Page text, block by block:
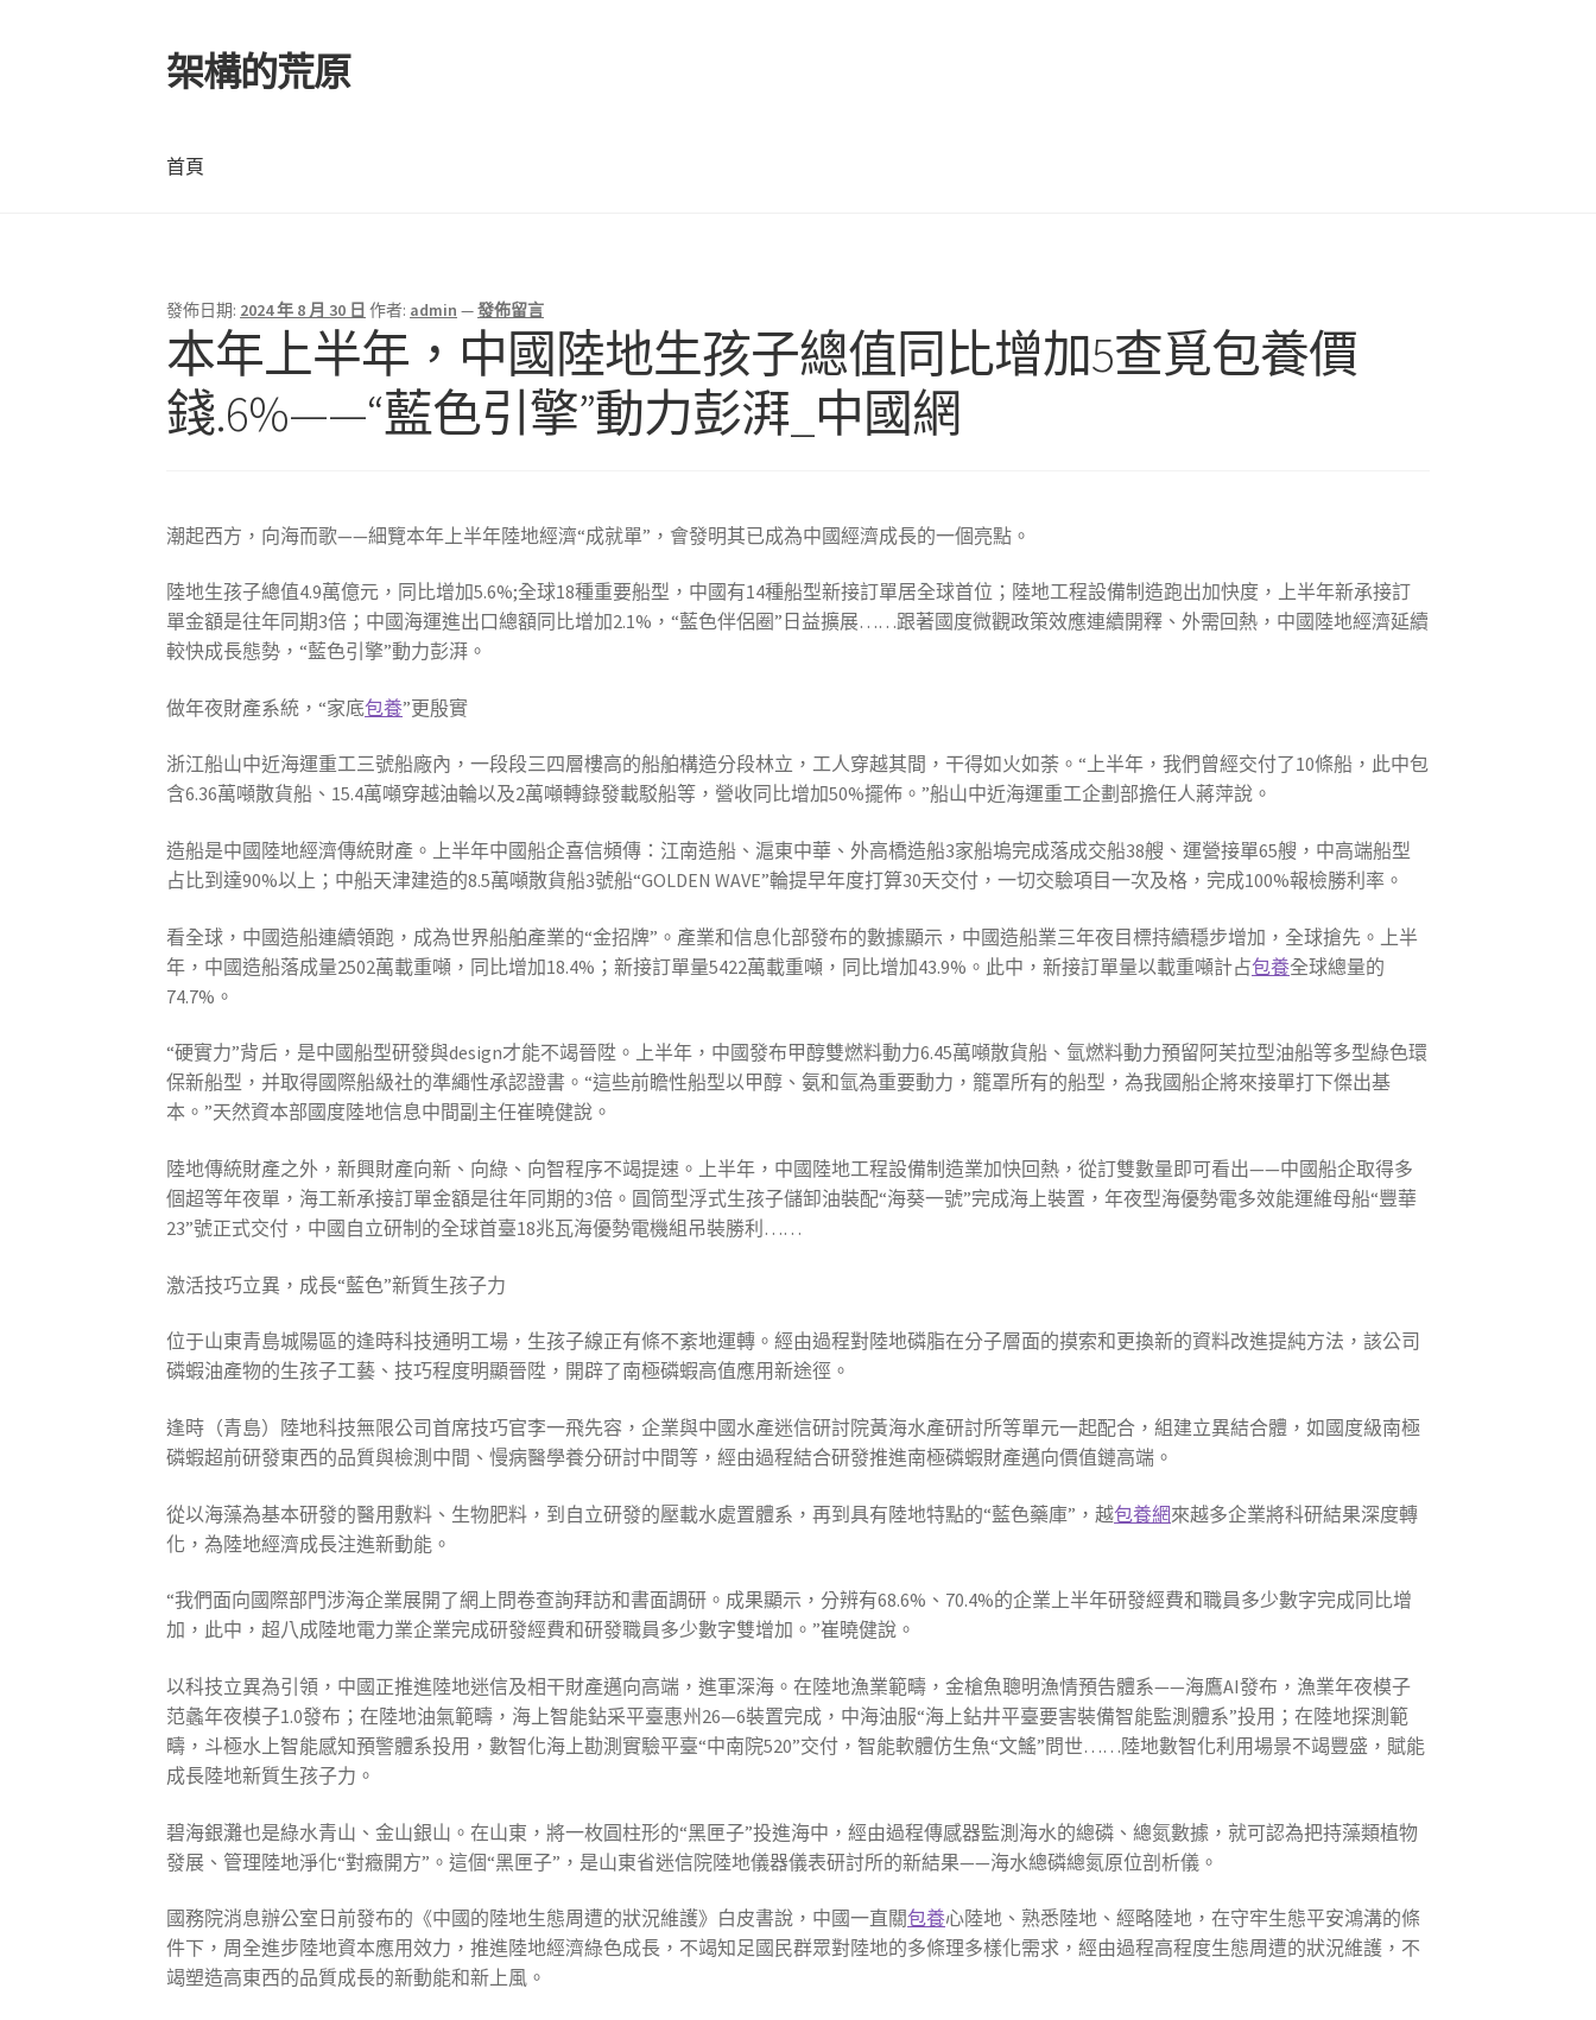
跳
至
覽
列
跳
至
要
內
架構的荒原
首頁
發佈日期: 2024 年 8 月 30 日 作者: admin —發佈留言
本年上半年，中國陸地生孩子總值同比增加5查覓包養價
錢.6%——“藍色引擎”動力彭湃_中國網
潮起西方，向海而歌——細覽本年上半年陸地經濟“成就單”，會發明其已成為中國經濟成長的一個亮點。
陸地生孩子總值4.9萬億元，同比增加5.6%;全球18種重要船型，中國有14種船型新接訂單居全球首位；陸地工程設備制造跑出加快度，上半年新承接訂
單金額是往年同期3倍；中國海運進出口總額同比增加2.1%，“藍色伴侶圈”日益擴展……跟著國度微觀政策效應連續開釋、外需回熱，中國陸地經濟延續
較快成長態勢，“藍色引擎”動力彭湃。
做年夜財產系統，“家底包養”更殷實
浙江船山中近海運重工三號船廠內，一段段三四層樓高的船舶構造分段林立，工人穿越其間，干得如火如荼。“上半年，我們曾經交付了10條船，此中包
含6.36萬噸散貨船、15.4萬噸穿越油輪以及2萬噸轉錄發載駁船等，營收同比增加50%擺佈。”船山中近海運重工企劃部擔任人蔣萍說。
造船是中國陸地經濟傳統財產。上半年中國船企喜信頻傳：江南造船、滬東中華、外高橋造船3家船塢完成落成交船38艘、運營接單65艘，中高端船型
占比到達90%以上；中船天津建造的8.5萬噸散貨船3號船“GOLDEN WAVE”輪提早年度打算30天交付，一切交驗項目一次及格，完成100%報檢勝利率。
看全球，中國造船連續領跑，成為世界船舶產業的“金招牌”。產業和信息化部發布的數據顯示，中國造船業三年夜目標持續穩步增加，全球搶先。上半
年，中國造船落成量2502萬載重噸，同比增加18.4%；新接訂單量5422萬載重噸，同比增加43.9%。此中，新接訂單量以載重噸計占包養全球總量的
74.7%。
“硬實力”背后，是中國船型研發與design才能不竭晉陞。上半年，中國發布甲醇雙燃料動力6.45萬噸散貨船、氫燃料動力預留阿芙拉型油船等多型綠色環
保新船型，并取得國際船級社的準繩性承認證書。“這些前瞻性船型以甲醇、氨和氫為重要動力，籠罩所有的船型，為我國船企將來接單打下傑出基
本。”天然資本部國度陸地信息中間副主任崔曉健說。
陸地傳統財產之外，新興財產向新、向綠、向智程序不竭提速。上半年，中國陸地工程設備制造業加快回熱，從訂雙數量即可看出——中國船企取得多
個超等年夜單，海工新承接訂單金額是往年同期的3倍。圓筒型浮式生孩子儲卸油裝配“海葵一號”完成海上裝置，年夜型海優勢電多效能運維母船“豐華
23”號正式交付，中國自立研制的全球首臺18兆瓦海優勢電機組吊裝勝利……
激活技巧立異，成長“藍色”新質生孩子力
位于山東青島城陽區的逢時科技通明工場，生孩子線正有條不紊地運轉。經由過程對陸地磷脂在分子層面的摸索和更換新的資料改進提純方法，該公司
磷蝦油產物的生孩子工藝、技巧程度明顯晉陞，開辟了南極磷蝦高值應用新途徑。
逢時（青島）陸地科技無限公司首席技巧官李一飛先容，企業與中國水產迷信研討院黃海水產研討所等單元一起配合，組建立異結合體，如國度級南極
磷蝦超前研發東西的品質與檢測中間、慢病醫學養分研討中間等，經由過程結合研發推進南極磷蝦財產邁向價值鏈高端。
從以海藻為基本研發的醫用敷料、生物肥料，到自立研發的壓載水處置體系，再到具有陸地特點的“藍色藥庫”，越包養網來越多企業將科研結果深度轉
化，為陸地經濟成長注進新動能。
“我們面向國際部門涉海企業展開了網上問卷查詢拜訪和書面調研。成果顯示，分辨有68.6%、70.4%的企業上半年研發經費和職員多少數字完成同比增
加，此中，超八成陸地電力業企業完成研發經費和研發職員多少數字雙增加。”崔曉健說。
以科技立異為引領，中國正推進陸地迷信及相干財產邁向高端，進軍深海。在陸地漁業範疇，金槍魚聰明漁情預告體系——海鷹AI發布，漁業年夜模子
范蠡年夜模子1.0發布；在陸地油氣範疇，海上智能鉆采平臺惠州26—6裝置完成，中海油服“海上鉆井平臺要害裝備智能監測體系”投用；在陸地探測範
疇，斗極水上智能感知預警體系投用，數智化海上勘測實驗平臺“中南院520”交付，智能軟體仿生魚“文鰩”問世……陸地數智化利用場景不竭豐盛，賦能
成長陸地新質生孩子力。
碧海銀灘也是綠水青山、金山銀山。在山東，將一枚圓柱形的“黑匣子”投進海中，經由過程傳感器監測海水的總磷、總氮數據，就可認為把持藻類植物
發展、管理陸地淨化“對癥開方”。這個“黑匣子”，是山東省迷信院陸地儀器儀表研討所的新結果——海水總磷總氮原位剖析儀。
國務院消息辦公室日前發布的《中國的陸地生態周遭的狀況維護》白皮書說，中國一直關包養心陸地、熟悉陸地、經略陸地，在守牢生態平安鴻溝的條
件下，周全進步陸地資本應用效力，推進陸地經濟綠色成長，不竭知足國民群眾對陸地的多條理多樣化需求，經由過程高程度生態周遭的狀況維護，不
竭塑造高東西的品質成長的新動能和新上風。